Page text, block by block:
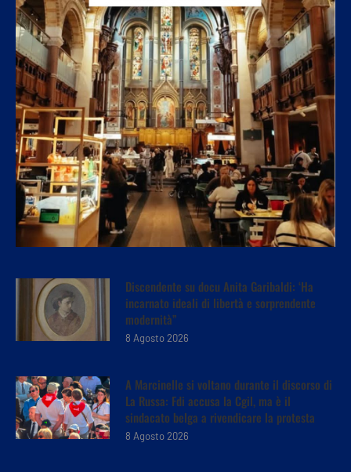
Discendente su docu Anita Garibaldi: ‘Ha
incarnato ideali di libertà e sorprendente
modernità”
8 Agosto 2026
A Marcinelle si voltano durante il discorso di
La Russa: Fdi accusa la Cgil, ma è il
sindacato belga a rivendicare la protesta
8 Agosto 2026